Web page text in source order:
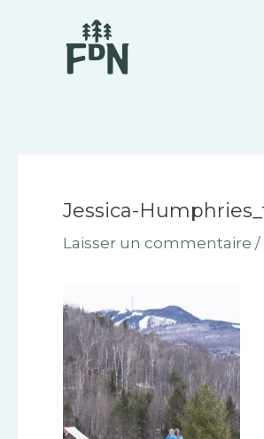
Jessica-
Laisser un commentaire /